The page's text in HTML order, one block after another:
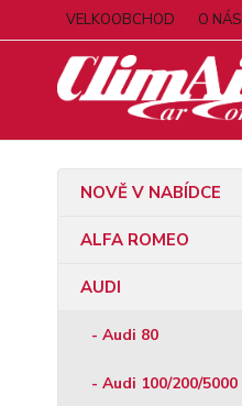
VELKOOBCHOD O NÁS
NOVĚ V NABÍDCE
ALFA ROMEO
AUDI
- Audi 80
- Audi 100/200/5000